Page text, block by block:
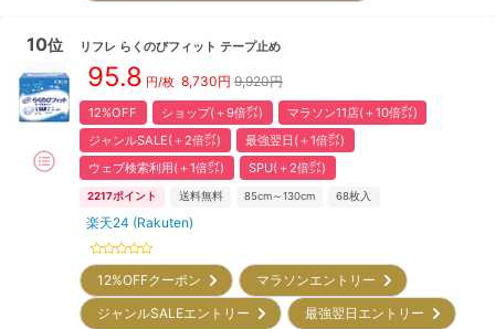
10位 リフレ らくのびフィット テープ止め
95.8 円/枚 8,730円 9,920円
12%OFF ショップ(＋9倍㌽)
マラソン11店(＋10倍㌽)
ジャンルSALE(＋2倍㌽)
最強翌日(＋1倍㌽)
ウェブ検索利用(＋1倍㌽)
SPU(＋2倍㌽)
2217ポイント 送料無料 85cm～130cm 68枚入
楽天24 (Rakuten)
12%OFFクーポン
マラソンエントリー
ジャンルSALEエントリー
最強翌日エントリー